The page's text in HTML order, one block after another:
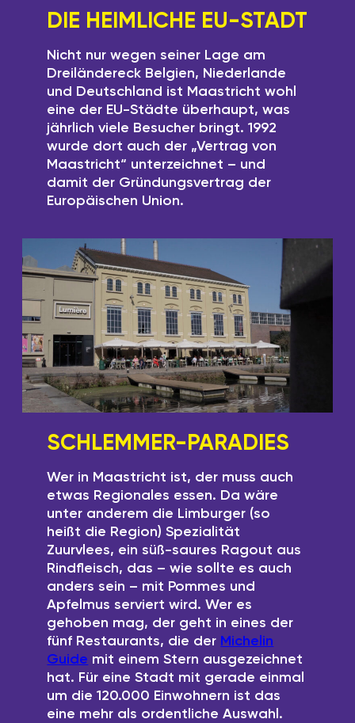
DIE HEIMLICHE EU-STADT
Nicht nur wegen seiner Lage am
Dreiländereck Belgien, Niederlande
und Deutschland ist Maastricht wohl
eine der EU-Städte überhaupt, was
jährlich viele Besucher bringt. 1992
wurde dort auch der „Vertrag von
Maastricht“ unterzeichnet – und
damit der Gründungsvertrag der
Europäischen Union.
SCHLEMMER-PARADIES
Wer in Maastricht ist, der muss auch
etwas Regionales essen. Da wäre
unter anderem die Limburger (so
heißt die Region) Spezialität
Zuurvlees, ein süß-saures Ragout aus
Rindfleisch, das – wie sollte es auch
anders sein – mit Pommes und
Apfelmus serviert wird. Wer es
gehoben mag, der geht in eines der
fünf Restaurants, die der Michelin
Guide mit einem Stern ausgezeichnet
hat. Für eine Stadt mit gerade einmal
um die 120.000 Einwohnern ist das
eine mehr als ordentliche Auswahl.